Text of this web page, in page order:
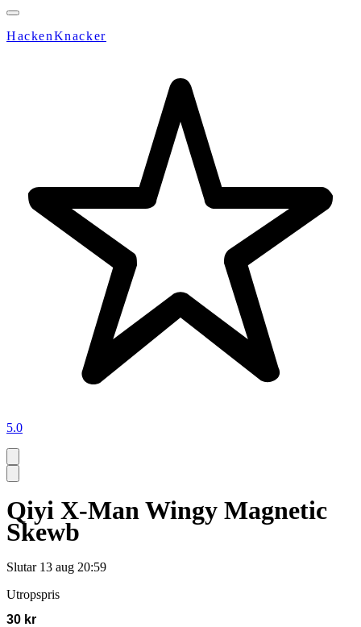
HackenKnacker
5.0
Qiyi X-Man Wingy Magnetic
Skewb
Slutar 13 aug 20:59
Utropspris
30 kr